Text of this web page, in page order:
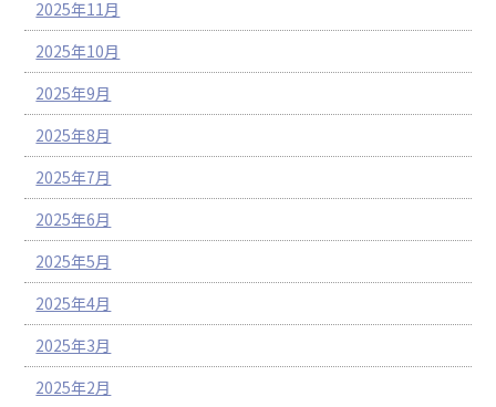
2025年11月
2025年10月
2025年9月
2025年8月
2025年7月
2025年6月
2025年5月
2025年4月
2025年3月
2025年2月